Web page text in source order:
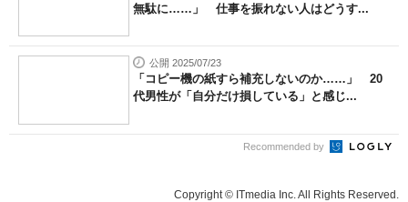
無駄に……」 仕事を振れない人はどうす...
公開 2025/07/23
「コピー機の紙すら補充しないのか……」 20
代男性が「自分だけ損している」と感じ...
Recommended by
Copyright © ITmedia Inc. All Rights Reserved.